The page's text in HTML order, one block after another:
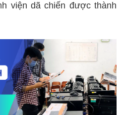
viện dã chiến được thành